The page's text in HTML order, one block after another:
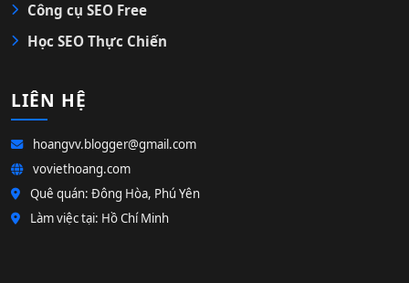
Công cụ SEO Free
Học SEO Thực Chiến
LIÊN HỆ
hoangvv.blogger@gmail.com
voviethoang.com
Quê quán: Đông Hòa, Phú Yên
Làm việc tại: Hồ Chí Minh